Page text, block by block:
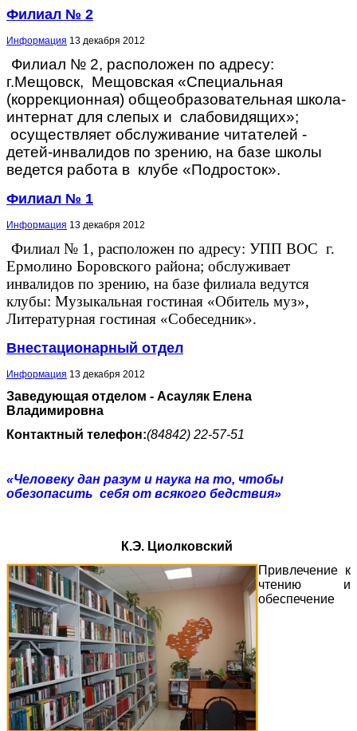
Филиал № 2
Информация 13 декабря 2012
Филиал № 2, расположен по адресу:
г.Мещовск, Мещовская «Специальная
(коррекционная) общеобразовательная школа-
интернат для слепых и слабовидящих»;
осуществляет обслуживание читателей -
детей-инвалидов по зрению, на базе школы
ведется работа в клубе «Подросток».
Филиал № 1
Информация 13 декабря 2012
Филиал № 1, расположен по адресу: УПП ВОС г.
Ермолино Боровского района; обслуживает
инвалидов по зрению, на базе филиала ведутся
клубы: Музыкальная гостиная «Обитель муз»,
Литературная гостиная «Собеседник».
Внестационарный отдел
Информация 13 декабря 2012
Заведующая отделом - Асауляк Елена
Владимировна
Контактный телефон:(84842) 22-57-51
«Человеку дан разум и наука на то, чтобы
обезопасить себя от всякого бедствия»
К.Э. Циолковский
Привлечение к
чтению и
обеспечение